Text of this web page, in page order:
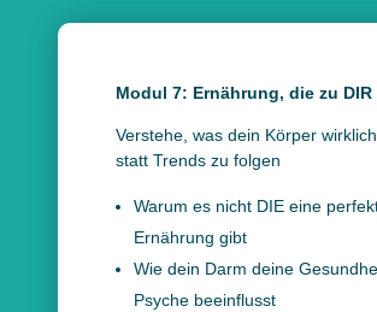
Modul 7: Ernährung, die zu
Verstehe, was dein Körper
statt Trends zu folgen
Warum es nicht DIE eine
Ernährung gibt
Wie dein Darm deine
Psyche beeinflusst